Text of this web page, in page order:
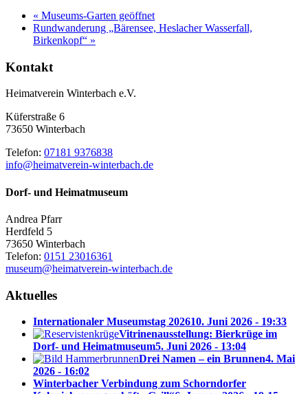
« Museums-Garten geöffnet
Rundwanderung „Bärensee, Heslacher Wasserfall,
Birkenkopf“ »
Kontakt
Heimatverein Winterbach e.V.
Küferstraße 6
73650 Winterbach
Telefon: 07181 9376838
info@heimatverein-winterbach.de
Dorf- und Heimatmuseum
Andrea Pfarr
Herdfeld 5
73650 Winterbach
Telefon: 0151 23016361
museum@heimatverein-winterbach.de
Aktuelles
Internationaler Museumstag 202610. Juni 2026 - 19:33
Vitrinenausstellung: Bierkrüge im
Dorf- und Heimatmuseum5. Juni 2026 - 13:04
Drei Namen – ein Brunnen4. Mai
2026 - 16:02
Winterbacher Verbindung zum Schorndorfer